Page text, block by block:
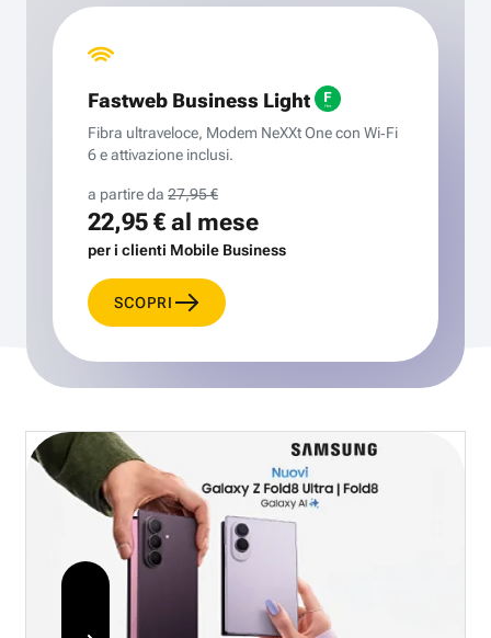
Fastweb Business Light
Fibra ultraveloce, Modem NeXXt One con Wi‑Fi
6 e attivazione inclusi.
a partire da 27,95 €
22,95 €al mese
per i clienti Mobile Business
SCOPRI